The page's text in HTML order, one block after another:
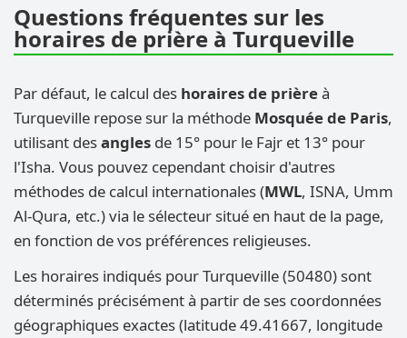
Questions fréquentes sur les
horaires de prière à Turqueville
Par défaut, le calcul des horaires de prièreà
Turqueville repose sur la méthode Mosquée de Paris,
utilisant desangles de 15° pour le Fajr et 13° pour
l'Isha. Vous pouvez cependant choisir d'autres
méthodes de calcul internationales (MWL, ISNA, Umm
Al-Qura, etc.) via le sélecteur situé en haut de la page,
en fonction de vos préférences religieuses.
Les horaires indiqués pour Turqueville (50480) sont
déterminés précisément à partir de ses coordonnées
géographiques exactes (latitude 49.41667, longitude